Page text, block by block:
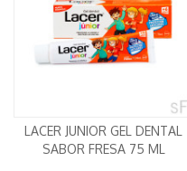
LACER JUNIOR GEL DENTAL
SABOR FRESA 75 ML